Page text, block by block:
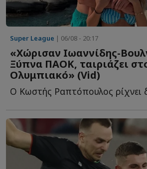
Super League | 06/08 - 20:17
«Χώρισαν Ιωαννίδης-
Ξύπνα ΠΑΟΚ, ταιριάζει
Ολυμπιακό» (Vid)